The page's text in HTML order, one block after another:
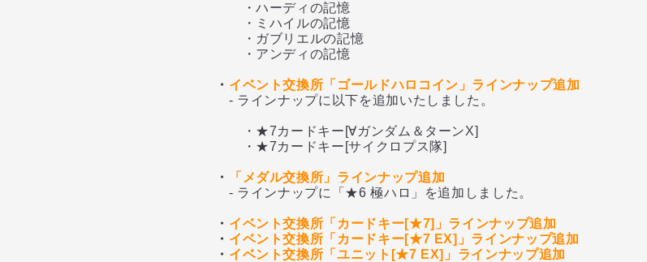
・ハーディの記憶
・ミハイルの記憶
・ガブリエルの記憶
・アンディの記憶
・ イベント交換所「ゴールドハロコイン」ラインナップ追加
- ラインナップに以下を追加いたしました。
・★7カードキー[∀ガンダム＆ターンX]
・★7カードキー[サイクロプス隊]
・
「メダル交換所」ラインナップ追加
- ラインナップに「★6 極ハロ」を追加しました。
・ イベント交換所「カードキー[★7]」ラインナップ追加
・ イベント交換所「カードキー[★7 EX]」ラインナップ追加
・ イベント交換所「ユニット[★7 EX]」ラインナップ追加